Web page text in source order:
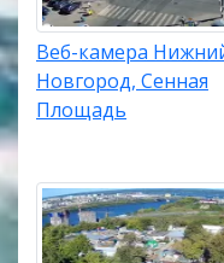
Веб-камера
Новгород, Сенная
Площадь